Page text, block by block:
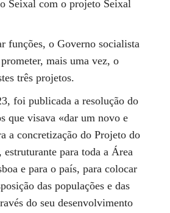
Seixal com o projeto Seixal
funções, o Governo socialista
mais uma vez, o
três projetos.
foi publicada a resolução do
que visava «dar um novo e
a concretização do Projeto do
para toda a Área
e para o país, para colocar
das populações e das
do seu desenvolvimento